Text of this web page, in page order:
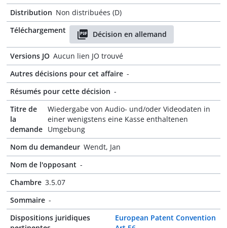
Distribution Non distribuées (D)
Téléchargement
Décision en allemand
Versions JO Aucun lien JO trouvé
Autres décisions pour cet affaire -
Résumés pour cette décision -
Titre de
la
demande
Wiedergabe von Audio- und/oder Videodaten in
einer wenigstens eine Kasse enthaltenen
Umgebung
Nom du demandeur Wendt, Jan
Nom de l'opposant -
Chambre 3.5.07
Sommaire -
Dispositions juridiques
European Patent Convention